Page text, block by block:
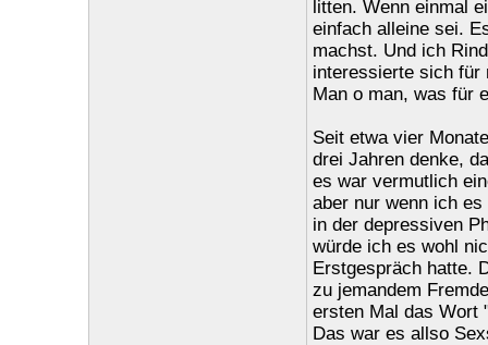
litten. Wenn einmal
einfach alleine sei.
machst. Und ich
interessierte sich für
Man o man, was für
Seit etwa vier
drei Jahren denke,
es war vermutlich
aber nur wenn ich
in der depressiven
würde ich es wohl
Erstgespräch hatte.
zu jemandem
ersten Mal das Wort
Das war es allso